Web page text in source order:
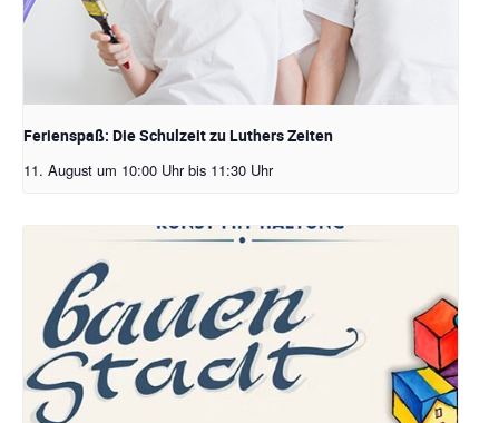
Ferienspaß: Die Schulzeit zu Luthers Zeiten
11. August um 10:00 Uhr bis 11:30 Uhr